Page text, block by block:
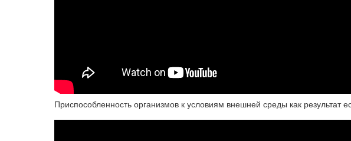
Приспособленность организмов к условиям внешней среды как результат